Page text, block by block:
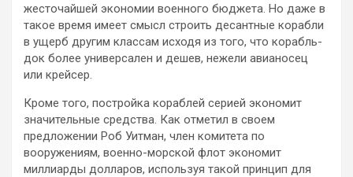
жесточайшей экономии военного бюджета. Но даже в
такое время имеет смысл строить десантные корабли
в ущерб другим классам исходя из того, что корабль-
док более универсален и дешев, нежели авианосец
или крейсер.
Кроме того, постройка кораблей серией экономит
значительные средства. Как отметил в своем
предложении Роб Уитман, член комитета по
вооружениям, военно-морской флот экономит
миллиарды долларов, используя такой принцип для